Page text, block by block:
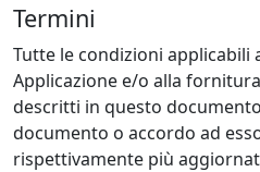
Termini
Tutte le condizioni applicabili
Applicazione e/o alla
descritti in questo
documento o accordo ad
rispettivamente più